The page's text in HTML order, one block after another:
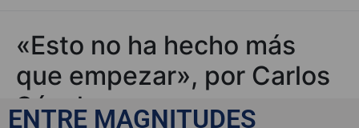
«Esto no ha hecho más
que empezar», por Carlos
Sánchez
ENTRE MAGNITUDES